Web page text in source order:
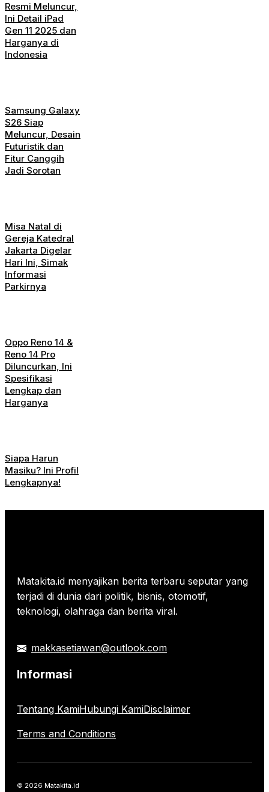
Resmi Meluncur,
Ini Detail iPad
Gen 11 2025 dan
Harganya di
Indonesia
Samsung Galaxy
S26 Siap
Meluncur, Desain
Futuristik dan
Fitur Canggih
Jadi Sorotan
Misa Natal di
Gereja Katedral
Jakarta Digelar
Hari Ini, Simak
Informasi
Parkirnya
Oppo Reno 14 &
Reno 14 Pro
Diluncurkan, Ini
Spesifikasi
Lengkap dan
Harganya
Siapa Harun
Masiku? Ini Profil
Lengkapnya!
Matakita.id menyajikan berita terbaru seputar yang
terjadi di dunia dari politik, bisnis, otomotif,
teknologi, olahraga dan berita viral.
makkasetiawan@outlook.com
Informasi
Tentang KamiHubungi KamiDisclaimer
Terms and Conditions
© 2026 Matakita.id